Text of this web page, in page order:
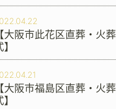
【大阪市此花区直葬・火葬
【大阪市福島区直葬・火葬